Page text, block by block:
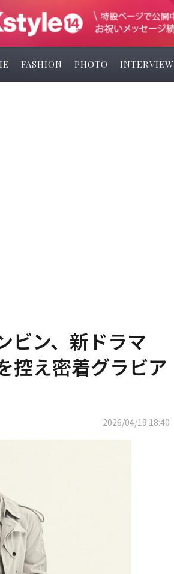
FASHION PHOTO INTERVIEW
ビン、新ドラマ
控え密着グラビア
2026/04/19 18:40